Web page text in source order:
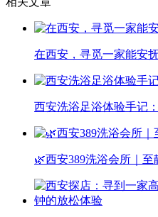
在西安，寻觅一家能安
西安洗浴足浴体验手记
🌿西安389洗浴会所｜